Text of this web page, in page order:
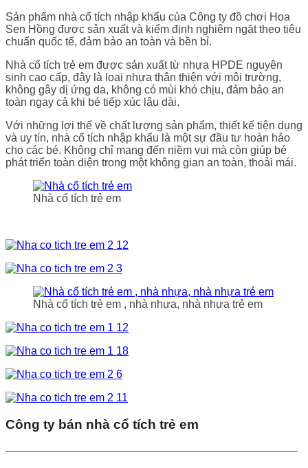
Sản phẩm nhà cổ tích nhập khẩu của Công ty đồ chơi Hoa
Sen Hồng được sản xuất và kiểm định nghiêm ngặt theo tiêu
chuẩn quốc tế, đảm bảo an toàn và bền bỉ.
Nhà cổ tích trẻ em được sản xuất từ nhựa HPDE nguyên
sinh cao cấp, đây là loại nhựa thân thiện với môi trường,
không gây dị ứng da, không có mùi khó chịu, đảm bảo an
toàn ngay cả khi bé tiếp xúc lâu dài.
Với những lợi thế về chất lượng sản phẩm, thiết kế tiện dụng
và uy tín, nhà cổ tích nhập khẩu là một sự đầu tư hoàn hảo
cho các bé. Không chỉ mang đến niềm vui mà còn giúp bé
phát triển toàn diện trong một không gian an toàn, thoải mái.
Nhà cổ tích trẻ em
Nhà cổ tích trẻ em , nhà nhựa, nhà nhựa trẻ em
Công ty bán nhà cổ tích trẻ em
——————————————————————————–